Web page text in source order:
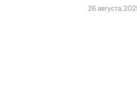
26 августа,